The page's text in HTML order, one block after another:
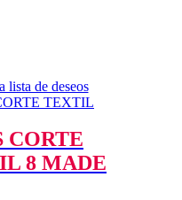
lista de deseos
TEXTIL
CORTE
8 MADE